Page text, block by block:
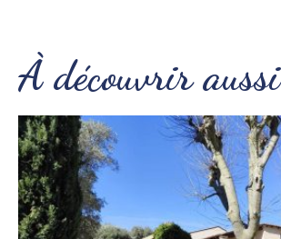
À découvrir aussi